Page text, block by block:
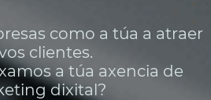
como a túa a atraer
clientes.
a túa axencia de
dixital?